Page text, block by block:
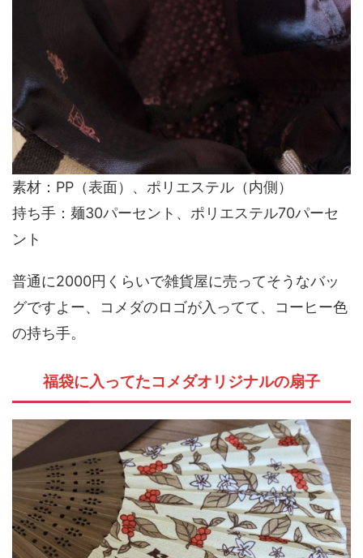
素材：PP（表面）、ポリエステル（内側）
持ち手：麺30パーセント、ポリエステル70パーセ
ント
普通に2000円くらいで雑貨屋に売ってそうなバッ
グですよー、コメダのロゴが入ってて、コーヒー色
の持ち手。
福袋に入ってたコメダオリジナルの扇子